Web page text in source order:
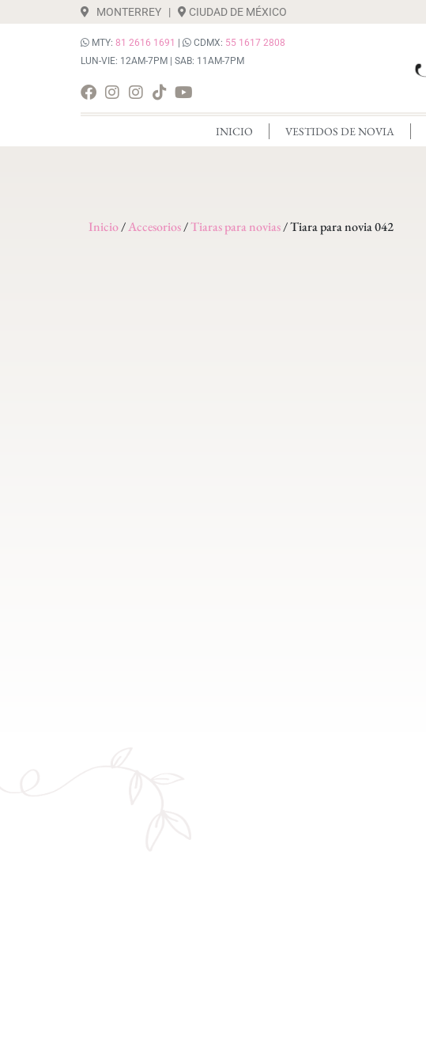
MONTERREY | CIUDAD DE MÉXICO
MTY: 81 2616 1691 CDMX: 55 1617 2808
LUN-VIE: 12AM-7PM | SAB: 11AM-7PM
INICIO VESTIDOS DE NOVIA
Inicio/Accesorios/Tiaras para novias/ Tiara para novia 042